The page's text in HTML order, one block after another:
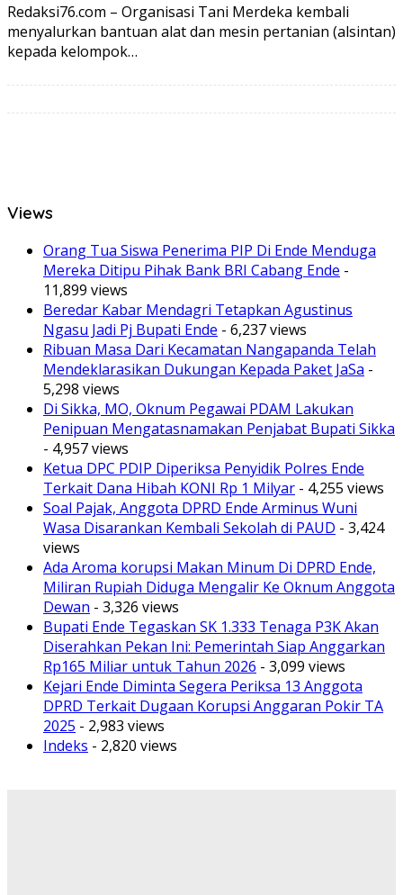
Redaksi76.com – Organisasi Tani Merdeka kembali
menyalurkan bantuan alat dan mesin pertanian (alsintan)
kepada kelompok…
Views
Orang Tua Siswa Penerima PIP Di Ende Menduga
Mereka Ditipu Pihak Bank BRI Cabang Ende -
11,899 views
Beredar Kabar Mendagri Tetapkan Agustinus
Ngasu Jadi Pj Bupati Ende - 6,237 views
Ribuan Masa Dari Kecamatan Nangapanda Telah
Mendeklarasikan Dukungan Kepada Paket JaSa -
5,298 views
Di Sikka, MO, Oknum Pegawai PDAM Lakukan
Penipuan Mengatasnamakan Penjabat Bupati Sikka
- 4,957 views
Ketua DPC PDIP Diperiksa Penyidik Polres Ende
Terkait Dana Hibah KONI Rp 1 Milyar - 4,255 views
Soal Pajak, Anggota DPRD Ende Arminus Wuni
Wasa Disarankan Kembali Sekolah di PAUD - 3,424
views
Ada Aroma korupsi Makan Minum Di DPRD Ende,
Miliran Rupiah Diduga Mengalir Ke Oknum Anggota
Dewan - 3,326 views
Bupati Ende Tegaskan SK 1.333 Tenaga P3K Akan
Diserahkan Pekan Ini: Pemerintah Siap Anggarkan
Rp165 Miliar untuk Tahun 2026 - 3,099 views
Kejari Ende Diminta Segera Periksa 13 Anggota
DPRD Terkait Dugaan Korupsi Anggaran Pokir TA
2025 - 2,983 views
Indeks - 2,820 views